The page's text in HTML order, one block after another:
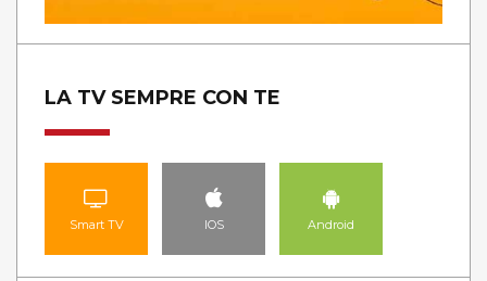
LA TV SEMPRE CON TE
Smart TV IOS Android